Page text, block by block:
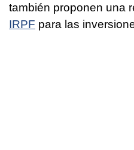
también proponen una
IRPF para las